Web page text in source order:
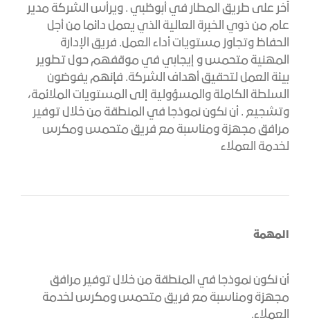
آخر على طريق المطار في أبوظبي . ويرأس الشركة مدير
عام من ذوي الخبرة العالية الذي يعمل دائما من أجل
الحفاظ وتجاوز مستويات أداء العمل. فريق الإدارة
المهنية متحمس و إيجابي في موقفهم حول تطوير
بيئة العمل لتحقيق أهداف الشركة. فإنهم يفوضون
السلطة الكاملة والمسؤولية إلى المستويات الملائمة،
وتشجيع . أن نكون نموذجا في المنطقة من خلال توفير
مرافق مجهزة ومناسبة مع فريق متحمس ومكرس
لخدمة العملاء
المهمة
أن نكون نموذجا في المنطقة من خلال توفير مرافق
مجهزة ومناسبة مع فريق متحمس ومكرس لخدمة
العملاء.